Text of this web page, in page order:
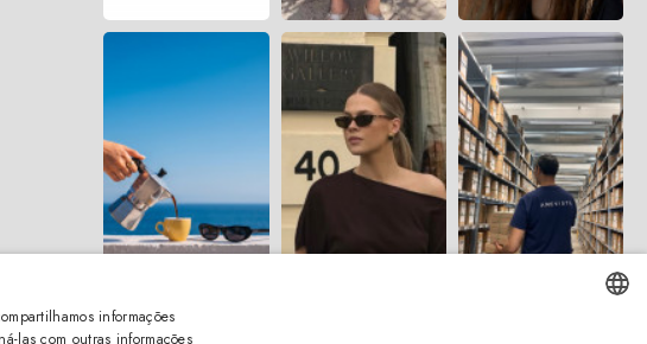
informações
las com outras informações